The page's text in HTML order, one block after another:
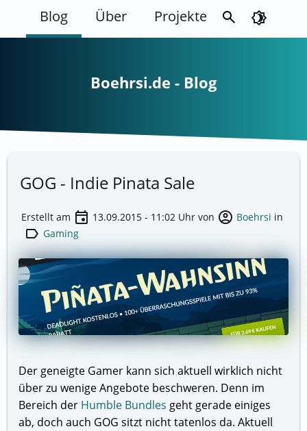
Blog Über Projekte search brightness_4
Boehrsi.de - Blog
GOG - Indie Pinata Sale
Erstellt am event 13.09.2015 - 11:02 Uhr von account_circle Boehrsi in
label Gaming
Der geneigte Gamer kann sich aktuell wirklich nicht
über zu wenige Angebote beschweren. Denn im
Bereich der Humble Bundles geht gerade einiges
ab, doch auch GOG sitzt nicht tatenlos da. Aktuell